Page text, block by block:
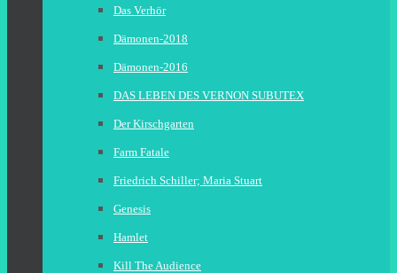
Das Verhör
Dämonen-2018
Dämonen-2016
DAS LEBEN DES VERNON SUBUTEX
Der Kirschgarten
Farm Fatale
Friedrich Schiller; Maria Stuart
Genesis
Hamlet
Kill The Audience